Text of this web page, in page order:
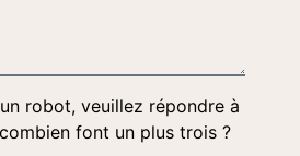
robot, veuillez répondre à
font un plus trois ?